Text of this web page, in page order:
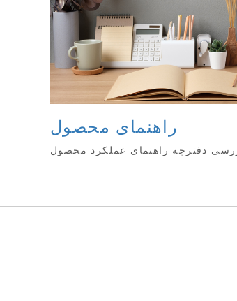
راهنمای محصول
دفترچه راهنمای عملکرد محصول